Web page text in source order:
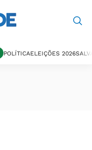
POLÍTICAELEIÇÕES 2026